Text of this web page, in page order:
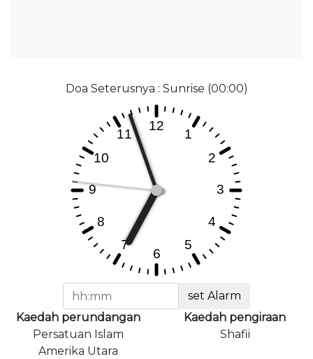
Doa Seterusnya : Sunrise (00:00)
set Alarm
Kaedah perundangan
Persatuan Islam
Amerika Utara
Kaedah pengiraan
Shafii